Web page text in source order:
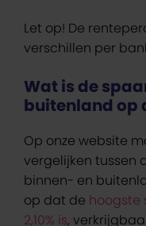
Let op! De
verschillen per
Wat is de
buitenland op
Op onze website
vergelijken tussen
binnen- en
op dat de hoogste
2,10% is,